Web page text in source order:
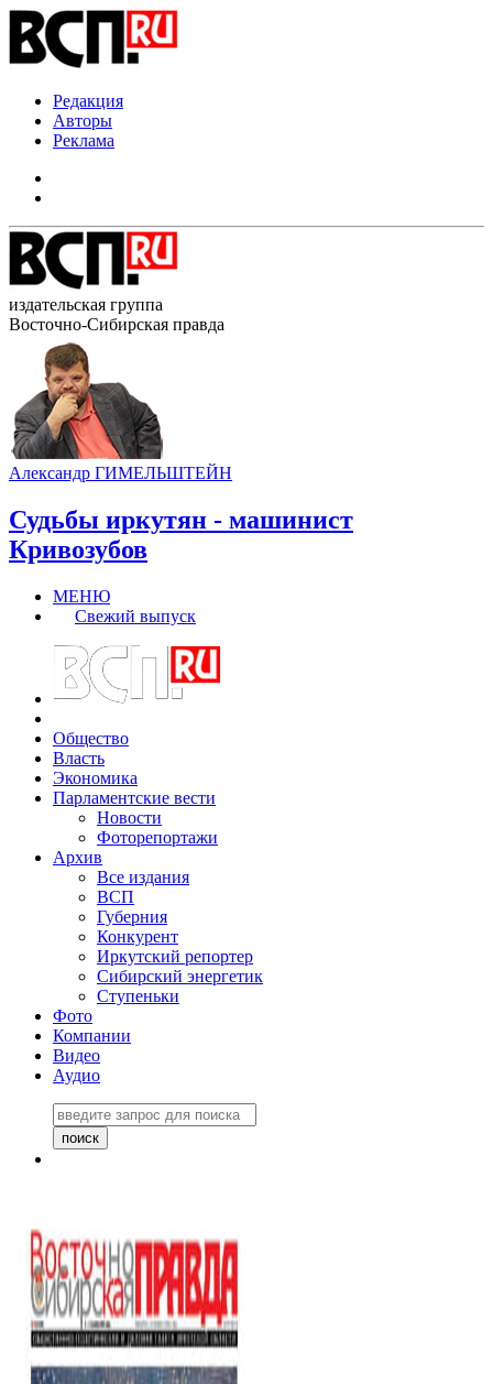
Редакция
Авторы
Реклама
издательская группа
Восточно-Сибирская правда
Александр ГИМЕЛЬШТЕЙН
Судьбы иркутян - машинист
Кривозубов
МЕНЮ
Свежий выпуск
Общество
Власть
Экономика
Парламентские вести
Новости
Фоторепортажи
Архив
Все издания
ВСП
Губерния
Конкурент
Иркутский репортер
Сибирский энергетик
Ступеньки
Фото
Компании
Видео
Аудио